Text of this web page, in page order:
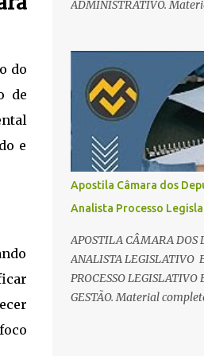
do
de
e
e Direito Administrativo).
ADMINISTRATIVO.
exigidos no edital para
Oportunidade de Ouro: R$
edital do Concurso
2026 já é realidade, e o
Legislativo (Processo
destaca como uma das
oportunidades do ano.
nível superior em
oferece 35 vagas
ultrapassam os R$ 30 mil
para Processo Legislativo
vencer a concorrência da
candidato precisa dominar
Apostila Câmara dos
Analista Processo
APOSTILA CÂMARA DOS
ANALISTA LEGISLATIVO
PROCESSO LEGISLATIVO
GESTÃO. Material